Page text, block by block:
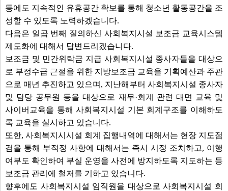
등에도 지속적인 유휴공간 확보를 통해 청소년 활동공간을 조
성할 수 있도록 노력하겠습니다.
다음은 일곱 번째 질의하신 사회복지시설 보조금 교육시스템
제도화에 대해서 답변드리겠습니다.
보조금 및 민간위탁금 지급 사회복지시설 종사자들을 대상으
로 부정수급 근절을 위한 지방보조금 교육을 기획예산과 주관
으로 매년 추진하고 있으며, 지난해부터 사회복지시설 종사자
및 담당 공무원 등을 대상으로 재무·회계 관련 대면 교육 및
사이버교육을 통해 사회복지시설 기본 회계구조를 이해하도
록 교육을 실시하고 있습니다.
또한, 사회복지시시설 회계 집행내역에 대해서는 현장 지도점
검을 통해 부적정 사항에 대해서는 즉시 시정 조치하고, 이행
여부도 확인하여 부실 운영을 사전에 방지하도록 지도하는 등
보조금 관리에 철저를 기하고 있습니다.
향후에도 사회복지시설 임직원을 대상으로 사회복지시설 회